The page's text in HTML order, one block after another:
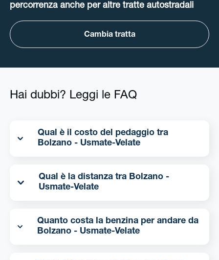
percorrenza anche per altre tratte autostradali
Cambia tratta
Hai dubbi? Leggi le FAQ
Qual è il costo del pedaggio tra
Bolzano - Usmate-Velate
Qual è la distanza tra Bolzano -
Usmate-Velate
Quanto costa la benzina per andare da
Bolzano - Usmate-Velate